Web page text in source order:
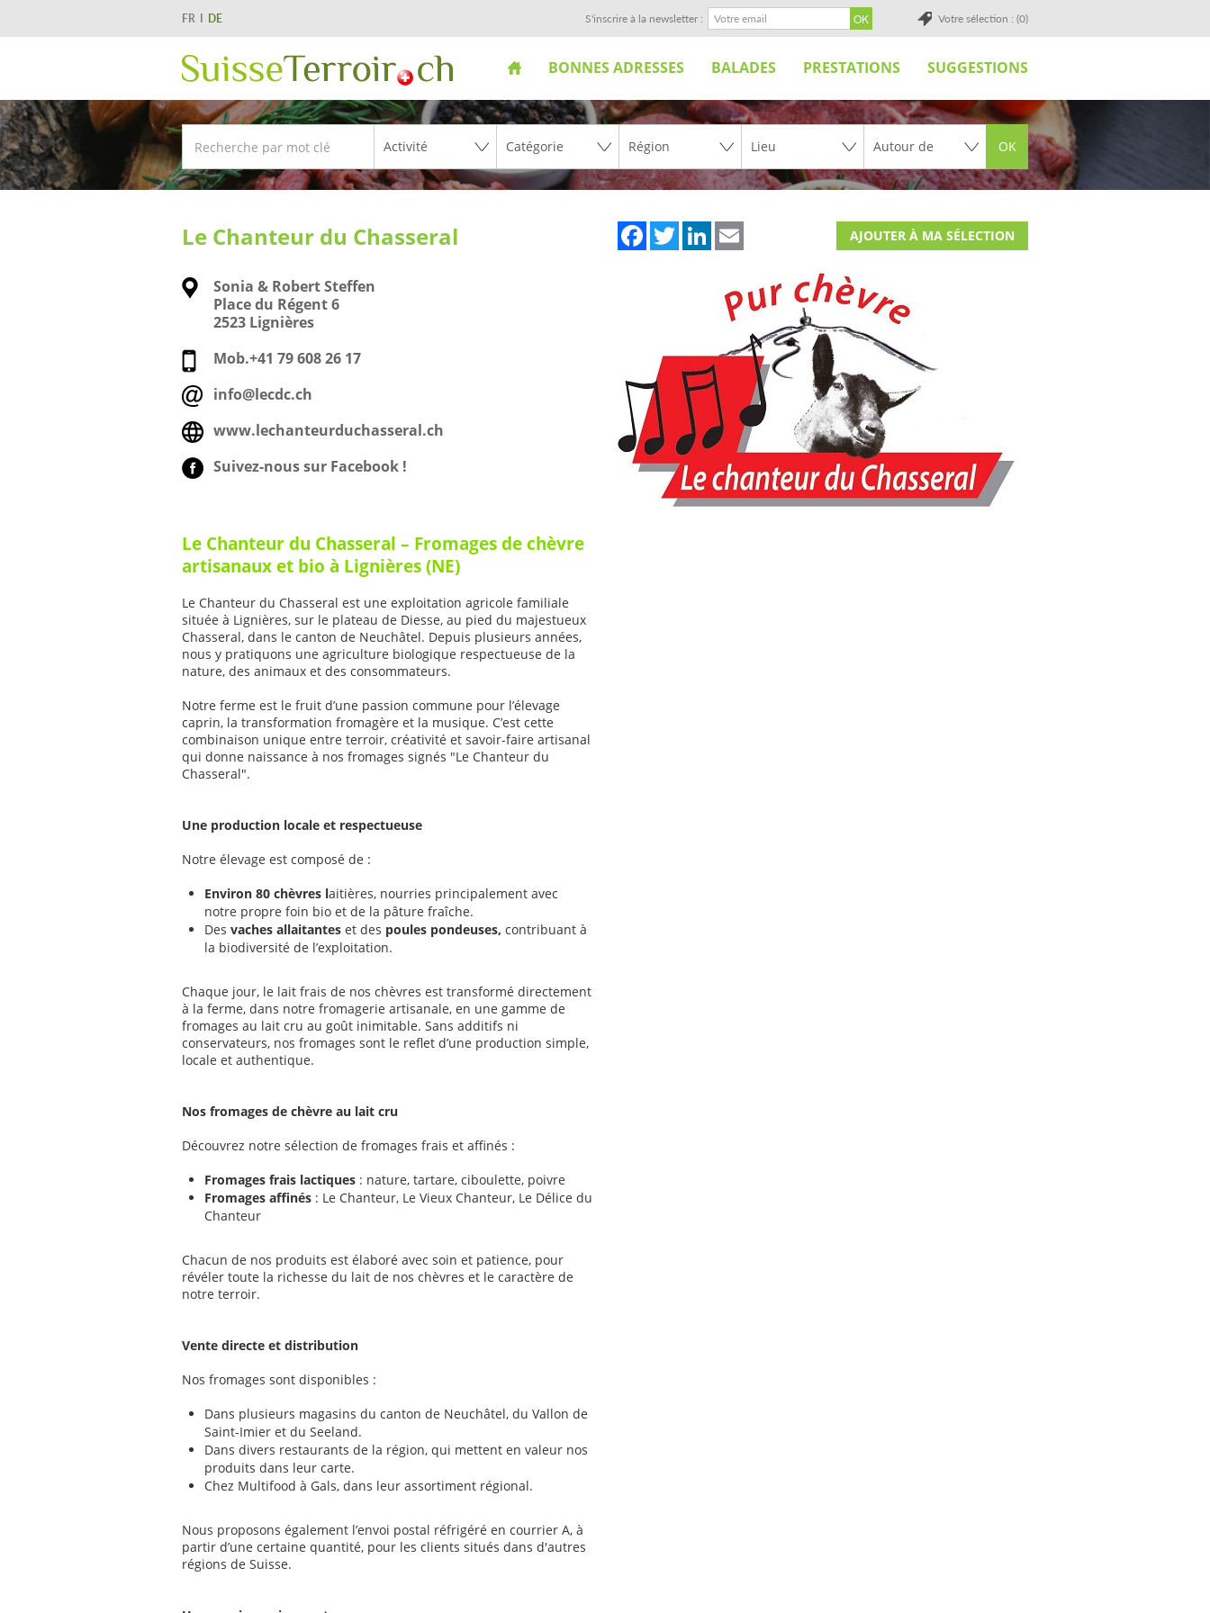
FR DE Votre sélection : (0)
S'inscrire à la newsletter :
BONNES ADRESSES BALADES PRESTATIONS SUGGESTIONS
OK
Le Chanteur du Chasseral FacebookTwitterLinkedIn AJOUTER À MA SÉLECTION
Sonia & Robert Steffen
Place du Régent 6
2523 Lignières
Mob.+41 79 608 26 17
info@lecdc.ch
www.lechanteurduchasseral.ch
Suivez-nous sur Facebook !
Le Chanteur du Chasseral – Fromages de chèvre
artisanaux et bio à Lignières (NE)
Le Chanteur du Chasseral est une exploitation agricole familiale
située à Lignières, sur le plateau de Diesse, au pied du majestueux
Chasseral, dans le canton de Neuchâtel. Depuis plusieurs années,
nous y pratiquons une agriculture biologique respectueuse de la
nature, des animaux et des consommateurs.
Notre ferme est le fruit d’une passion commune pour l’élevage
caprin, la transformation fromagère et la musique. C’est cette
combinaison unique entre terroir, créativité et savoir-faire artisanal
qui donne naissance à nos fromages signés "Le Chanteur du
Chasseral".
Une production locale et respectueuse
Notre élevage est composé de :
Environ 80 chèvres laitières, nourries principalement avec
notre propre foin bio et de la pâture fraîche.
Des vaches allaitantes et des poules pondeuses, contribuant à
la biodiversité de l’exploitation.
Chaque jour, le lait frais de nos chèvres est transformé directement
à la ferme, dans notre fromagerie artisanale, en une gamme de
fromages au lait cru au goût inimitable. Sans additifs ni
conservateurs, nos fromages sont le reflet d’une production simple,
locale et authentique.
Nos fromages de chèvre au lait cru
Découvrez notre sélection de fromages frais et affinés :
Fromages frais lactiques : nature, tartare, ciboulette, poivre
Fromages affinés : Le Chanteur, Le Vieux Chanteur, Le Délice du
Chanteur
Chacun de nos produits est élaboré avec soin et patience, pour
révéler toute la richesse du lait de nos chèvres et le caractère de
notre terroir.
Vente directe et distribution
Nos fromages sont disponibles :
Dans plusieurs magasins du canton de Neuchâtel, du Vallon de
Saint-Imier et du Seeland.
Dans divers restaurants de la région, qui mettent en valeur nos
produits dans leur carte.
Chez Multifood à Gals, dans leur assortiment régional.
Nous proposons également l’envoi postal réfrigéré en courrier A, à
partir d’une certaine quantité, pour les clients situés dans d'autres
régions de Suisse.